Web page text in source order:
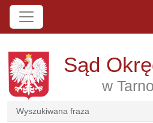
Przejdź do treści
Sąd
w
Szukaj